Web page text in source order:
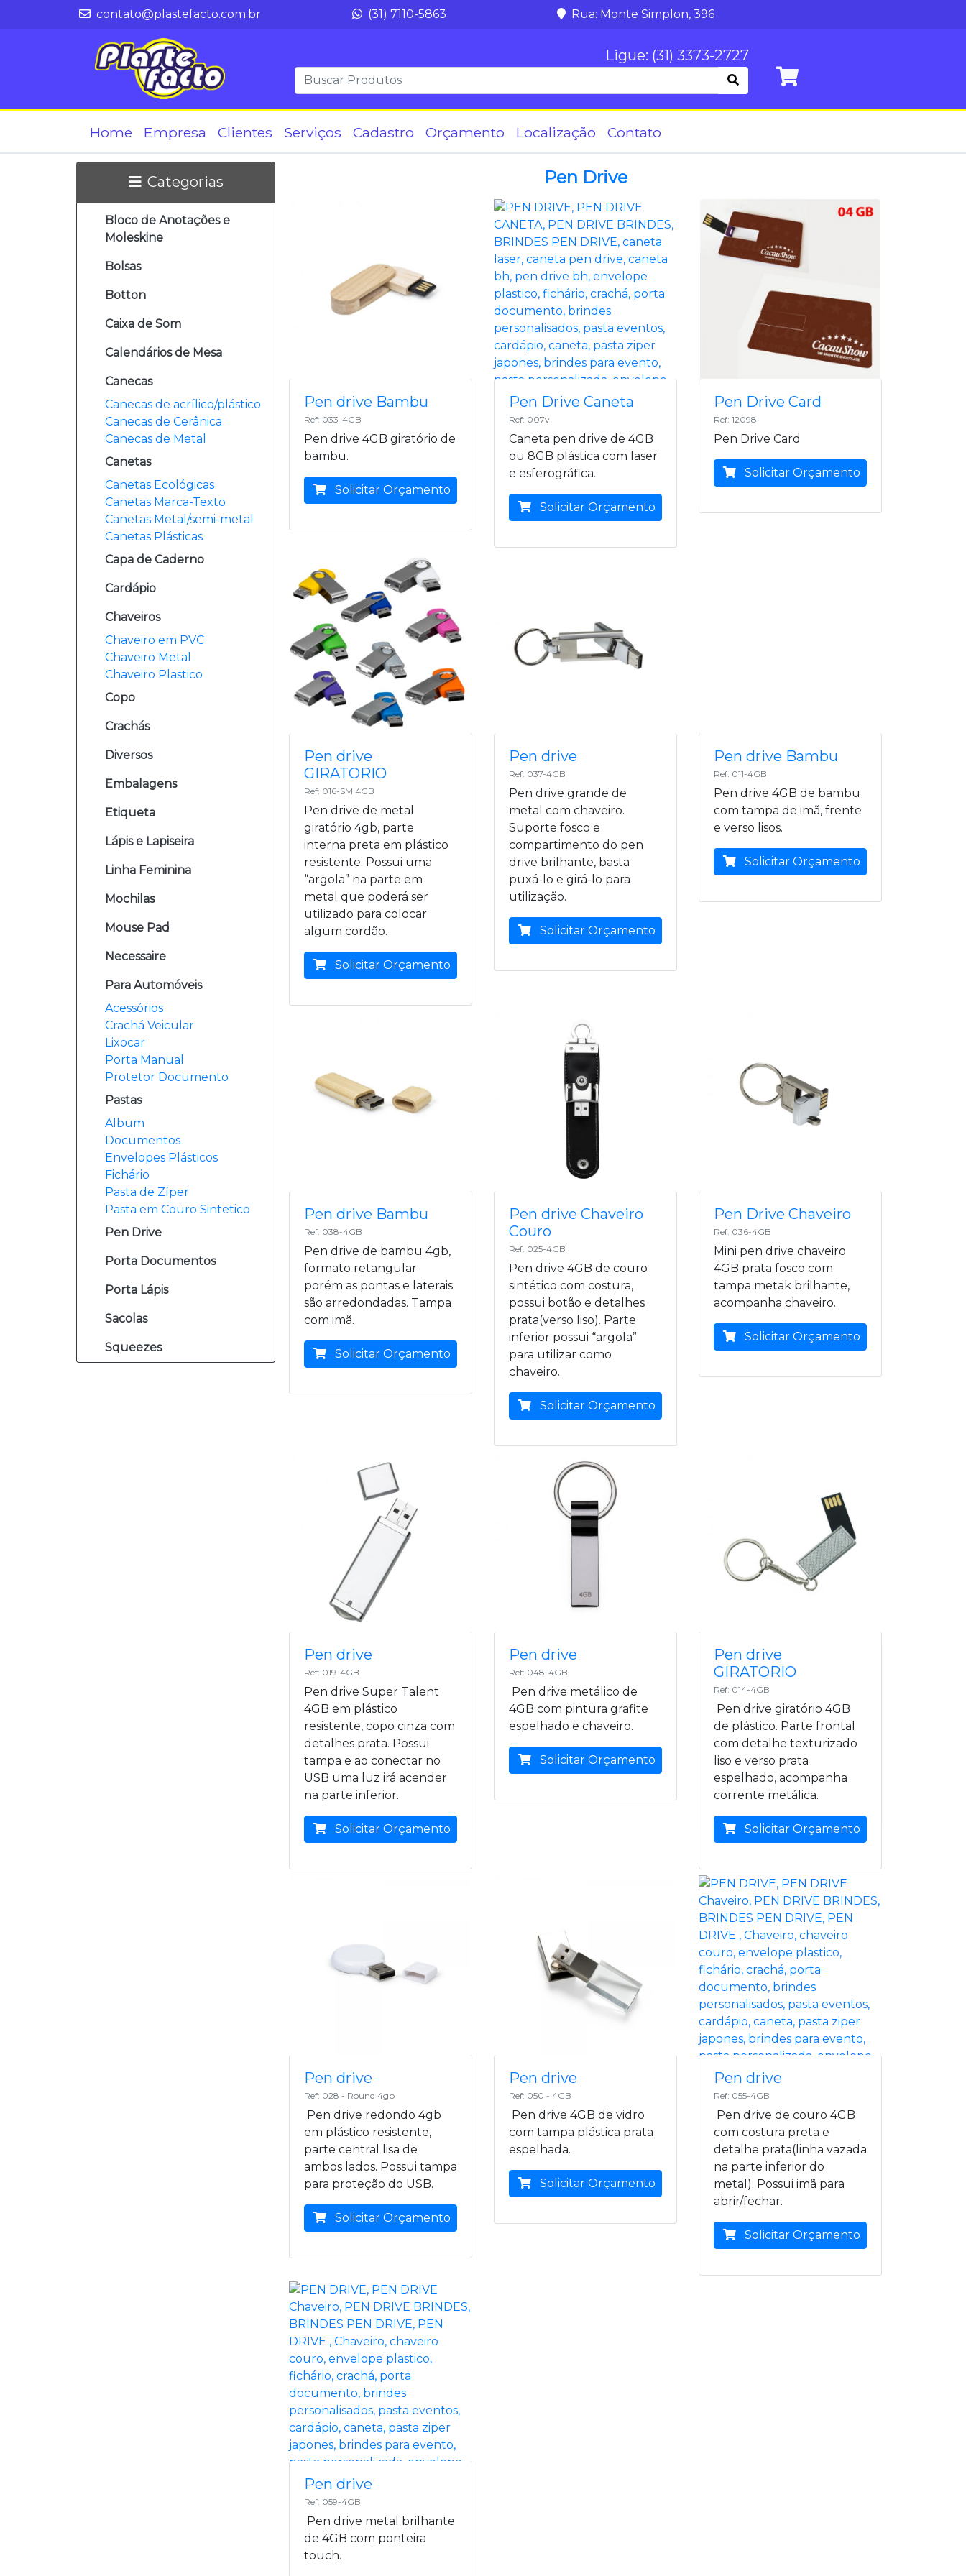
contato@plastefacto.com.br (31) 7110-5863 Rua: Monte Simplon, 396
Ligue: (31) 3373-2727
Home Empresa Clientes Serviços Cadastro Orçamento Localização Contato
Categorias
Bloco de Anotações e
Moleskine
Bolsas
Botton
Caixa de Som
Calendários de Mesa
Canecas
Canecas de acrílico/plástico
Canecas de Cerânica
Canecas de Metal
Canetas
Canetas Ecológicas
Canetas Marca-Texto
Canetas Metal/semi-metal
Canetas Plásticas
Capa de Caderno
Cardápio
Chaveiros
Chaveiro em PVC
Chaveiro Metal
Chaveiro Plastico
Copo
Crachás
Diversos
Embalagens
Etiqueta
Lápis e Lapiseira
Linha Feminina
Mochilas
Mouse Pad
Necessaire
Para Automóveis
Acessórios
Crachá Veicular
Lixocar
Porta Manual
Protetor Documento
Pastas
Album
Documentos
Envelopes Plásticos
Fichário
Pasta de Zíper
Pasta em Couro Sintetico
Pen Drive
Porta Documentos
Porta Lápis
Sacolas
Squeezes
Pen Drive
Pen drive Bambu
Ref: 033-4GB
Pen drive 4GB giratório de
bambu.
Solicitar Orçamento
Pen Drive Caneta
Ref: 007v
Caneta pen drive de 4GB
ou 8GB plástica com laser
e esferográfica.
Solicitar Orçamento
Pen Drive Card
Ref: 12098
Pen Drive Card
Solicitar Orçamento
Pen drive
GIRATORIO
Ref: 016-SM 4GB
Pen drive de metal
giratório 4gb, parte
interna preta em plástico
resistente. Possui uma
“argola” na parte em
metal que poderá ser
utilizado para colocar
algum cordão.
Solicitar Orçamento
Pen drive
Ref: 037-4GB
Pen drive grande de
metal com chaveiro.
Suporte fosco e
compartimento do pen
drive brilhante, basta
puxá-lo e girá-lo para
utilização.
Solicitar Orçamento
Pen drive Bambu
Ref: 011-4GB
Pen drive 4GB de bambu
com tampa de imã, frente
e verso lisos.
Solicitar Orçamento
Pen drive Bambu
Ref: 038-4GB
Pen drive de bambu 4gb,
formato retangular
porém as pontas e laterais
são arredondadas. Tampa
com imã.
Solicitar Orçamento
Pen drive Chaveiro
Couro
Ref: 025-4GB
Pen drive 4GB de couro
sintético com costura,
possui botão e detalhes
prata(verso liso). Parte
inferior possui “argola”
para utilizar como
chaveiro.
Solicitar Orçamento
Pen Drive Chaveiro
Ref: 036-4GB
Mini pen drive chaveiro
4GB prata fosco com
tampa metak brilhante,
acompanha chaveiro.
Solicitar Orçamento
Pen drive
Ref: 019-4GB
Pen drive Super Talent
4GB em plástico
resistente, copo cinza com
detalhes prata. Possui
tampa e ao conectar no
USB uma luz irá acender
na parte inferior.
Solicitar Orçamento
Pen drive
Ref: 048-4GB
Pen drive metálico de
4GB com pintura grafite
espelhado e chaveiro.
Solicitar Orçamento
Pen drive
GIRATORIO
Ref: 014-4GB
Pen drive giratório 4GB
de plástico. Parte frontal
com detalhe texturizado
liso e verso prata
espelhado, acompanha
corrente metálica.
Solicitar Orçamento
Pen drive
Ref: 028 - Round 4gb
Pen drive redondo 4gb
em plástico resistente,
parte central lisa de
ambos lados. Possui tampa
para proteção do USB.
Solicitar Orçamento
Pen drive
Ref: 050 - 4GB
Pen drive 4GB de vidro
com tampa plástica prata
espelhada.
Solicitar Orçamento
Pen drive
Ref: 055-4GB
Pen drive de couro 4GB
com costura preta e
detalhe prata(linha vazada
na parte inferior do
metal). Possui imã para
abrir/fechar.
Solicitar Orçamento
Pen drive
Ref: 059-4GB
Pen drive metal brilhante
de 4GB com ponteira
touch.